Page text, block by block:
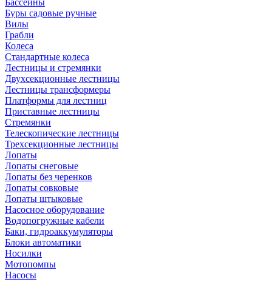
Бассейны
Буры садовые ручные
Вилы
Грабли
Колеса
Стандартные колеса
Лестницы и стремянки
Двухсекционные лестницы
Лестницы трансформеры
Платформы для лестниц
Приставные лестницы
Стремянки
Телескопические лестницы
Трехсекционные лестницы
Лопаты
Лопаты снеговые
Лопаты без черенков
Лопаты совковые
Лопаты штыковые
Насосное оборудование
Водопогружные кабели
Баки, гидроаккумуляторы
Блоки автоматики
Носилки
Мотопомпы
Насосы